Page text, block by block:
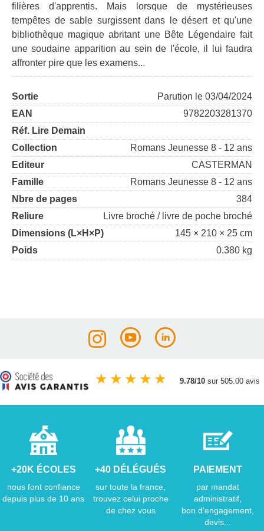
filières d'apprentis. Mais lorsque de mystérieuses
tempêtes de sable surgissent dans le désert et qu'une
bibliothèque magique abritant une Bête Légendaire fait
une soudaine apparition au sein de l'école, il lui faudra
affronter pire que les examens...
Sortie
Parution le 03/04/2024
EAN
9782203281370
Réf. Lire Demain
Collection
Romans Jeunesse 8 - 12 ans
Editeur
CASTERMAN
Famille
Romans Jeunesse 8 - 12 ans
Nbre de pages
384
Reliure
Livre broché / livre de poche broché
Dimensions (L×H×P)
145 × 210 × 25 cm
Poids
0.380 kg
★ ★ ★ ★ ★ 9.78/10 sur 505.00 avis
+20K ÉCOLES
nous font confiance
depuis plus de 10 ans
+40 DÉLÉGUÉS
sur toute la france,
trouvez celui proche
de chez vous
PAIEMENT
par mandat
administratif,
bon d'engagement,
devis...